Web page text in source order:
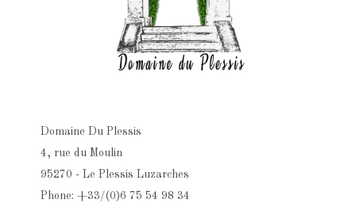
Domaine Du Plessis
4, rue du Moulin
95270 - Le Plessis Luzarches
Phone: +33/(0)6 75 54 98 34